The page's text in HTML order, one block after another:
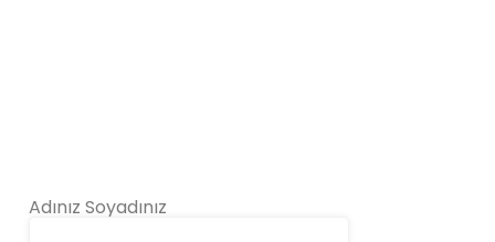
Adınız Soyadınız